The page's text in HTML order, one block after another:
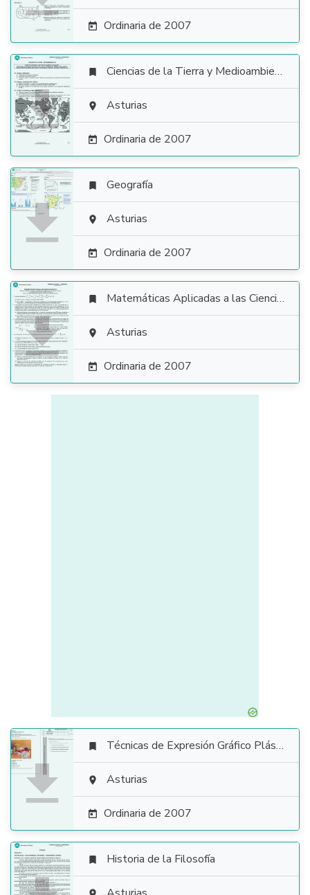
 Ordinaria de 2007

 Ciencias de la Tierra y Medioambientales
 Asturias
 Ordinaria de 2007

 Geografía
 Asturias
 Ordinaria de 2007

 Matemáticas Aplicadas a las Ciencias Sociales
 Asturias
 Ordinaria de 2007

 Técnicas de Expresión Gráfico Plástica
 Asturias
 Ordinaria de 2007
 Historia de la Filosofía